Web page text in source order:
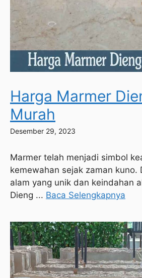
Harga Marmer
Murah
Desember 29, 2023
Marmer telah menjadi simbol
kemewahan sejak zaman kuno.
alam yang unik dan keindahan
Dieng ... Baca Selengkapnya